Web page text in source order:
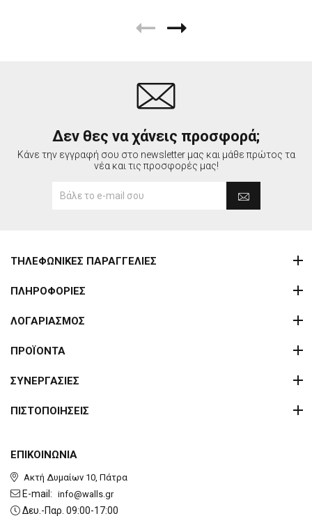
Δεν θες να χάνεις προσφορά;
Κάνε την εγγραφή σου στο newsletter μας και μάθε πρώτος τα
νέα και τις προσφορές μας!
ΕΠΙΚΟΙΝΩΝΙΑ
Ακτή Δυμαίων 10, Πάτρα
E-mail: info@walls.gr
Δευ.-Παρ. 09:00-17:00
ΤΗΛΕΦΩΝΙΚΕΣ ΠΑΡΑΓΓΕΛΙΕΣ
ΠΛΗΡΟΦΟΡΙΕΣ
ΛΟΓΑΡΙΑΣΜΟΣ
ΠΡΟΪΟΝΤΑ
ΣΥΝΕΡΓΑΣΙΕΣ
ΠΙΣΤΟΠΟΙΗΣΕΙΣ